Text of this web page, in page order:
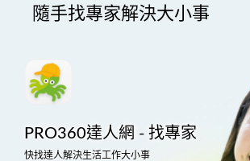
隨手找專家解決大小事
PRO360達人網 - 找專家
快找達人解決生活工作大小事